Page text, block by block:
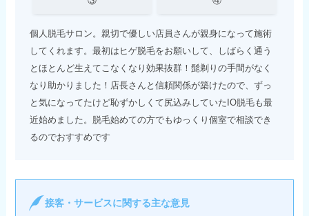
個人脱毛サロン。親切で優しい店員さんが親身になって施術
してくれます。最初はヒゲ脱毛をお願いして、しばらく通う
とほとんど生えてこなくなり効果抜群！髭剃りの手間がなく
なり助かりました！店長さんと信頼関係が築けたので、ずっ
と気になってたけど恥ずかしくて尻込みしていたIO脱毛も最
近始めました。脱毛始めての方でもゆっくり個室で相談でき
るのでおすすめです
接客・サービスに関する主な意見